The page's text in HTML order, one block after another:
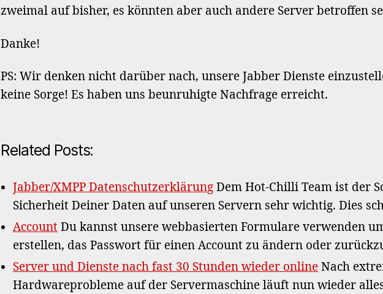
zweimal auf bisher, es könnten aber auch andere Server betroffen
Danke!
PS: Wir denken nicht darüber nach, unsere Jabber Dienste
keine Sorge! Es haben uns beunruhigte Nachfrage erreicht.
Related Posts:
Jabber/XMPP Datenschutzerklärung Dem Hot-Chilli Team ist der
Sicherheit Deiner Daten auf unseren Servern sehr wichtig. Dies
Account Du kannst unsere webbasierten Formulare verwenden
erstellen, das Passwort für einen Account zu ändern oder
Server und Dienste nach fast 30 Stunden wieder online Nach
Hardwareprobleme auf der Servermaschine läuft nun wieder